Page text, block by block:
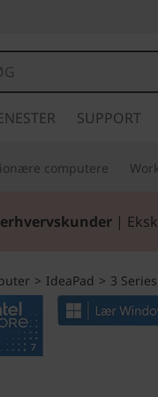
SUPPORT
computere
|
> IdeaPad > 3 Series